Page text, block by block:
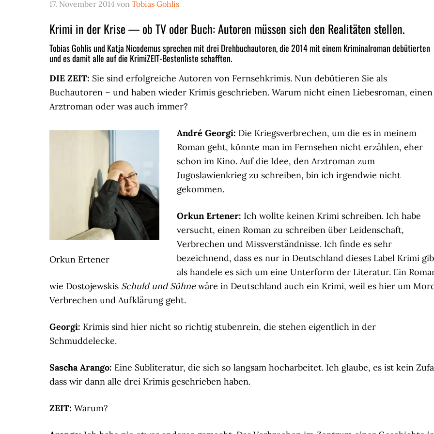
17. November 2014 von Tobias Gohlis
Krimi in der Krise — ob TV oder Buch: Autoren müssen sich den Realitäten stellen.
Tobias Gohlis und Katja Nicodemus sprechen mit drei Drehbuchautoren, die 2014 mit einem Kriminalroman debütierten
und es damit alle auf die KrimiZEIT-Bestenliste schafften.
DIE ZEIT: Sie sind erfolgreiche Autoren von Fernsehkrimis. Nun debütieren Sie als
Buchautoren – und haben wieder Krimis geschrieben. Warum nicht einen Liebesroman, einen
Arztroman oder was auch immer?
Orkun Ertener
André Georgi: Die Kriegsverbrechen, um die es in meinem
Roman geht, könnte man im Fernsehen nicht erzählen, eher
schon im Kino. Auf die Idee, den Arztroman zum
Jugoslawienkrieg zu schreiben, bin ich irgendwie nicht
gekommen.
Orkun Ertener: Ich wollte keinen Krimi schreiben. Ich habe
versucht, einen Roman zu schreiben über Leidenschaft,
Verbrechen und Missverständnisse. Ich finde es sehr
bezeichnend, dass es nur in Deutschland dieses Label Krimi
als handele es sich um eine Unterform der Literatur. Ein
wie Dostojewskis Schuld und Sühnewäre in Deutschland auch ein Krimi, weil es hier um
Verbrechen und Aufklärung geht.
Georgi: Krimis sind hier nicht so richtig stubenrein, die stehen eigentlich in der
Schmuddelecke.
Sascha Arango: Eine Subliteratur, die sich so langsam hocharbeitet. Ich glaube, es ist kein
dass wir dann alle drei Krimis geschrieben haben.
ZEIT: Warum?